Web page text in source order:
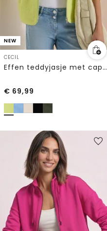
NEW
CECIL
Effen teddyjasje met capuchon
€ 69,99